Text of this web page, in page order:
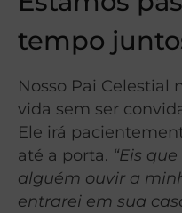
tempo
Nosso Pai Celestial
vida sem ser
Ele irá
até a porta. “Eis
alguém ouvir a
entrarei em sua